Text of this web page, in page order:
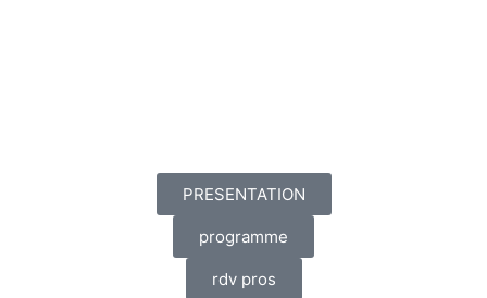
PRESENTATION
programme
rdv pros